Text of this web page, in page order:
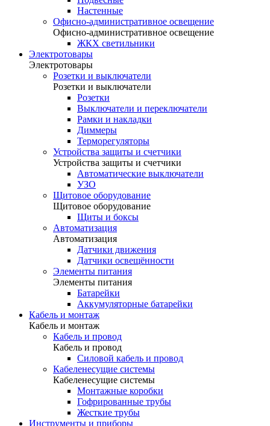
Настенные
Офисно-административное освещение
Офисно-административное освещение
ЖКХ светильники
Электротовары
Электротовары
Розетки и выключатели
Розетки и выключатели
Розетки
Выключатели и переключатели
Рамки и накладки
Диммеры
Терморегуляторы
Устройства защиты и счетчики
Устройства защиты и счетчики
Автоматические выключатели
УЗО
Щитовое оборудование
Щитовое оборудование
Щиты и боксы
Автоматизация
Автоматизация
Датчики движения
Датчики освещённости
Элементы питания
Элементы питания
Батарейки
Аккумуляторные батарейки
Кабель и монтаж
Кабель и монтаж
Кабель и провод
Кабель и провод
Силовой кабель и провод
Кабеленесущие системы
Кабеленесущие системы
Монтажные коробки
Гофрированные трубы
Жесткие трубы
Инструменты и приборы